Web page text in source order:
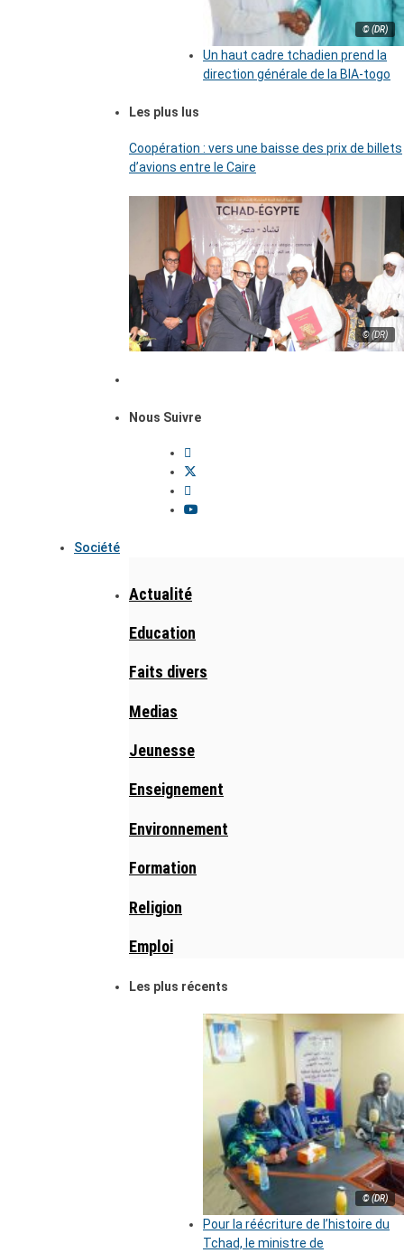
© (DR)
Un haut cadre tchadien prend la
direction générale de la BIA-togo
Les plus lus
Coopération : vers une baisse des prix de billets
d’avions entre le Caire
© (DR)
Nous Suivre
Société
Actualité
Education
Faits divers
Medias
Jeunesse
Enseignement
Environnement
Formation
Religion
Emploi
Les plus récents
© (DR)
Pour la réécriture de l’histoire du
Tchad, le ministre de